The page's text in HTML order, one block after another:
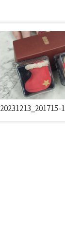
20231213_201715-1